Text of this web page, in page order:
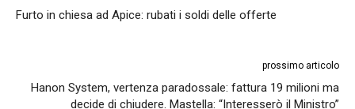
Furto in chiesa ad Apice: rubati i soldi delle offerte
prossimo articolo
Hanon System, vertenza paradossale: fattura 19 milioni ma
decide di chiudere. Mastella: “Interesserò il Ministro”